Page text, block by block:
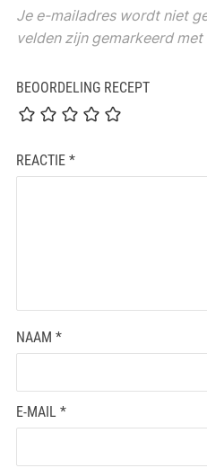
Je e-mailadres wordt niet
velden zijn gemarkeerd met
BEOORDELING RECEPT
REACTIE *
NAAM *
E-MAIL *